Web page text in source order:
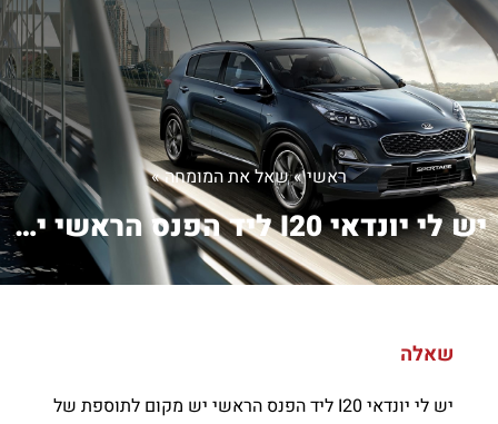
ראשי»שאל את המומחה»
יש לי יונדאי I20 ליד הפנס הראשי יש מק...
שאלה
יש לי יונדאי I20 ליד הפנס הראשי יש מקום לתוספת של